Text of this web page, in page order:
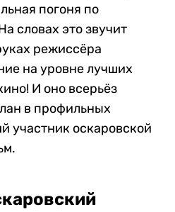
погоня по
словах это звучит
режиссёра
на уровне лучших
И оно всерьёз
в профильных
участник оскаровской